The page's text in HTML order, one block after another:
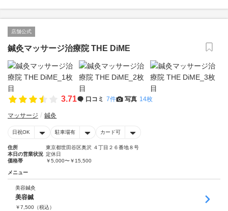
店舗公式
鍼灸マッサージ治療院 THE DiME
3.71 口コミ 7件 写真 14枚
マッサージ 鍼灸
日祝OK 駐車場有 カード可
住所
東京都世田谷区奥沢 ４丁目２６番地８号
本日の営業状況 定休日
価格帯
￥5,000〜￥15,500
メニュー
美容鍼灸
美容鍼
￥7,500 （税込）